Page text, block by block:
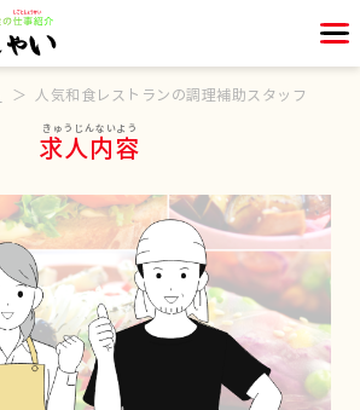
人気和食レストランの調理補助スタッフ
求人内容